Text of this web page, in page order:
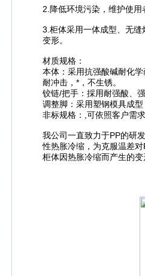
2.降低环境污染，维护使用
3.柜体采用一体成型、无
变形。
材质规格：
本体：采用抗强酸碱耐化
耐冲击，*，不生锈。
铰链/把手：採用耐强酸、
调整脚：采用塑钢模具成
非标规格：,可依照客户需
我公司一直致力于PP的研
性热胀冷缩，为克服温差
柜体因热胀冷缩而产生的变